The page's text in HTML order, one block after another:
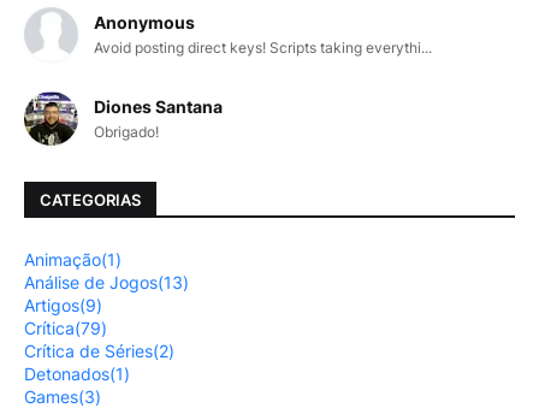
Anonymous
Avoid posting direct keys! Scripts taking everythi...
Diones Santana
Obrigado!
CATEGORIAS
Animação(1)
Análise de Jogos(13)
Artigos(9)
Crítica(79)
Crítica de Séries(2)
Detonados(1)
Games(3)